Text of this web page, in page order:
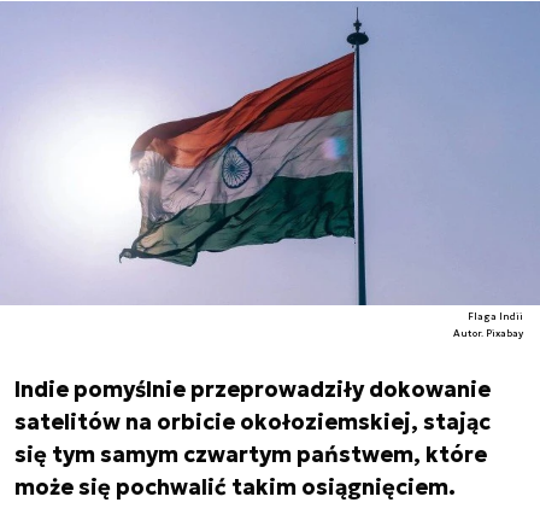
Flaga Indii
Autor. Pixabay
Indie pomyślnie przeprowadziły dokowanie
satelitów na orbicie okołoziemskiej, stając
się tym samym czwartym państwem, które
może się pochwalić takim osiągnięciem.